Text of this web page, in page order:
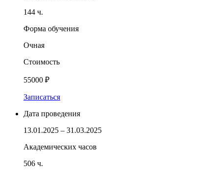
144 ч.
Форма обучения
Очная
Стоимость
55000 ₽
Записаться
Дата проведения
13.01.2025 – 31.03.2025
Академических часов
506 ч.